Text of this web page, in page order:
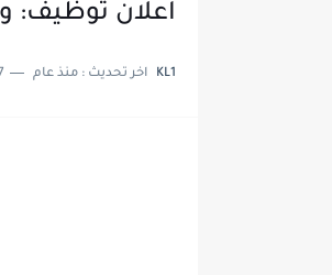
اعلان توظيف:
KL1 اخر تحديث : منذ عام 7 دقائق للقراءة